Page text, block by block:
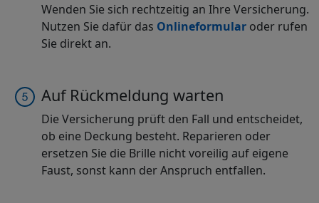
Wenden Sie sich rechtzeitig an Ihre Versicherung.
Nutzen Sie dafür das Onlineformular oder rufen
Sie direkt an.
Auf Rückmeldung warten
Die Versicherung prüft den Fall und entscheidet,
ob eine Deckung besteht. Reparieren oder
ersetzen Sie die Brille nicht voreilig auf eigene
Faust, sonst kann der Anspruch entfallen.